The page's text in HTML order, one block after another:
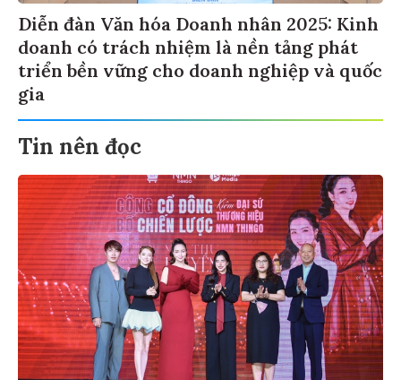
Diễn đàn Văn hóa Doanh nhân 2025: Kinh
doanh có trách nhiệm là nền tảng phát
triển bền vững cho doanh nghiệp và quốc
gia
Tin nên đọc